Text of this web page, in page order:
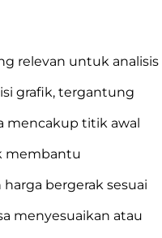
relevan untuk analisis
grafik, tergantung
mencakup titik awal
membantu
bergerak sesuai
menyesuaikan atau